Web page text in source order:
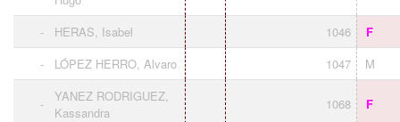
- HERAS, Isabel 1046
F
-
LÓPEZ HERRO, Alvaro 1047 M
-
YANEZ RODRIGUEZ,
Kassandra
1068 F